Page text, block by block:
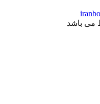
می باشد